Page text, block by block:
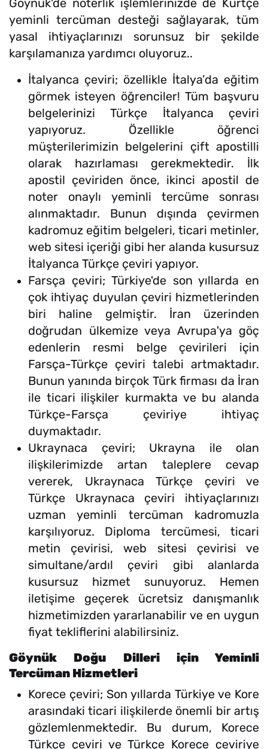
Göynük'de noterlik işlemlerinizde de Kürtçe
yeminli tercüman desteği sağlayarak, tüm
yasal ihtiyaçlarınızı sorunsuz bir şekilde
karşılamanıza yardımcı oluyoruz..
İtalyanca çeviri; özellikle İtalya’da eğitim
görmek isteyen öğrenciler! Tüm başvuru
belgelerinizi Türkçe İtalyanca çeviri
yapıyoruz. Özellikle öğrenci
müşterilerimizin belgelerini çift apostilli
olarak hazırlaması gerekmektedir. İlk
apostil çeviriden önce, ikinci apostil de
noter onaylı yeminli tercüme sonrası
alınmaktadır. Bunun dışında çevirmen
kadromuz eğitim belgeleri, ticari metinler,
web sitesi içeriği gibi her alanda kusursuz
İtalyanca Türkçe çeviri yapıyor.
Farsça çeviri; Türkiye'de son yıllarda en
çok ihtiyaç duyulan çeviri hizmetlerinden
biri haline gelmiştir. İran üzerinden
doğrudan ülkemize veya Avrupa'ya göç
edenlerin resmi belge çevirileri için
Farsça-Türkçe çeviri talebi artmaktadır.
Bunun yanında birçok Türk firması da İran
ile ticari ilişkiler kurmakta ve bu alanda
Türkçe-Farsça çeviriye ihtiyaç
duymaktadır.
Ukraynaca çeviri; Ukrayna ile olan
ilişkilerimizde artan taleplere cevap
vererek, Ukraynaca Türkçe çeviri ve
Türkçe Ukraynaca çeviri ihtiyaçlarınızı
uzman yeminli tercüman kadromuzla
karşılıyoruz. Diploma tercümesi, ticari
metin çevirisi, web sitesi çevirisi ve
simultane/ardıl çeviri gibi alanlarda
kusursuz hizmet sunuyoruz. Hemen
iletişime geçerek ücretsiz danışmanlık
hizmetimizden yararlanabilir ve en uygun
fiyat tekliflerini alabilirsiniz.
Göynük Doğu Dilleri için Yeminli
Tercüman Hizmetleri
Korece çeviri; Son yıllarda Türkiye ve Kore
arasındaki ticari ilişkilerde önemli bir artış
gözlemlenmektedir. Bu durum, Korece
Türkçe çeviri ve Türkçe Korece çeviriye